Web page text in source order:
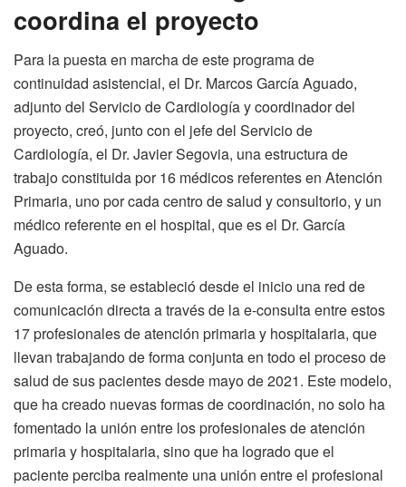
coordina el proyecto
Para la puesta en marcha de este programa de
continuidad asistencial, el Dr. Marcos García Aguado,
adjunto del Servicio de Cardiología y coordinador del
proyecto, creó, junto con el jefe del Servicio de
Cardiología, el Dr. Javier Segovia, una estructura de
trabajo constituida por 16 médicos referentes en Atención
Primaria, uno por cada centro de salud y consultorio, y un
médico referente en el hospital, que es el Dr. García
Aguado.
De esta forma, se estableció desde el inicio una red de
comunicación directa a través de la e-consulta entre estos
17 profesionales de atención primaria y hospitalaria, que
llevan trabajando de forma conjunta en todo el proceso de
salud de sus pacientes desde mayo de 2021. Este modelo,
que ha creado nuevas formas de coordinación, no solo ha
fomentado la unión entre los profesionales de atención
primaria y hospitalaria, sino que ha logrado que el
paciente perciba realmente una unión entre el profesional